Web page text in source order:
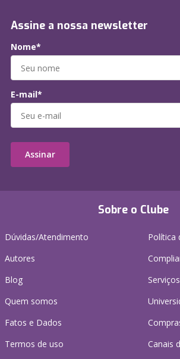
Sobre o Clube
Dúvidas/Atendimento
Autores
Blog
Quem somos
Fatos e Dados
Termos de uso
Política
Canais
Assine a nossa newsletter
Nome*
E-mail*
Assinar